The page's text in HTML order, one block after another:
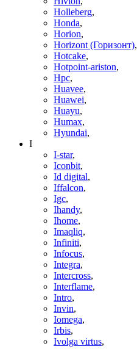
Holleberg,
Honda,
Horion,
Horizont (Горизонт),
Hotcake,
Hotpoint-ariston,
Hpc,
Huavee,
Huawei,
Huayu,
Humax,
Hyundai,
I
I-star,
Iconbit,
Id digital,
Iffalcon,
Igc,
Ihandy,
Ihome,
Imaqliq,
Infiniti,
Infocus,
Integra,
Intercross,
Interflame,
Intro,
Invin,
Iomega,
Irbis,
Ivolga virtus,